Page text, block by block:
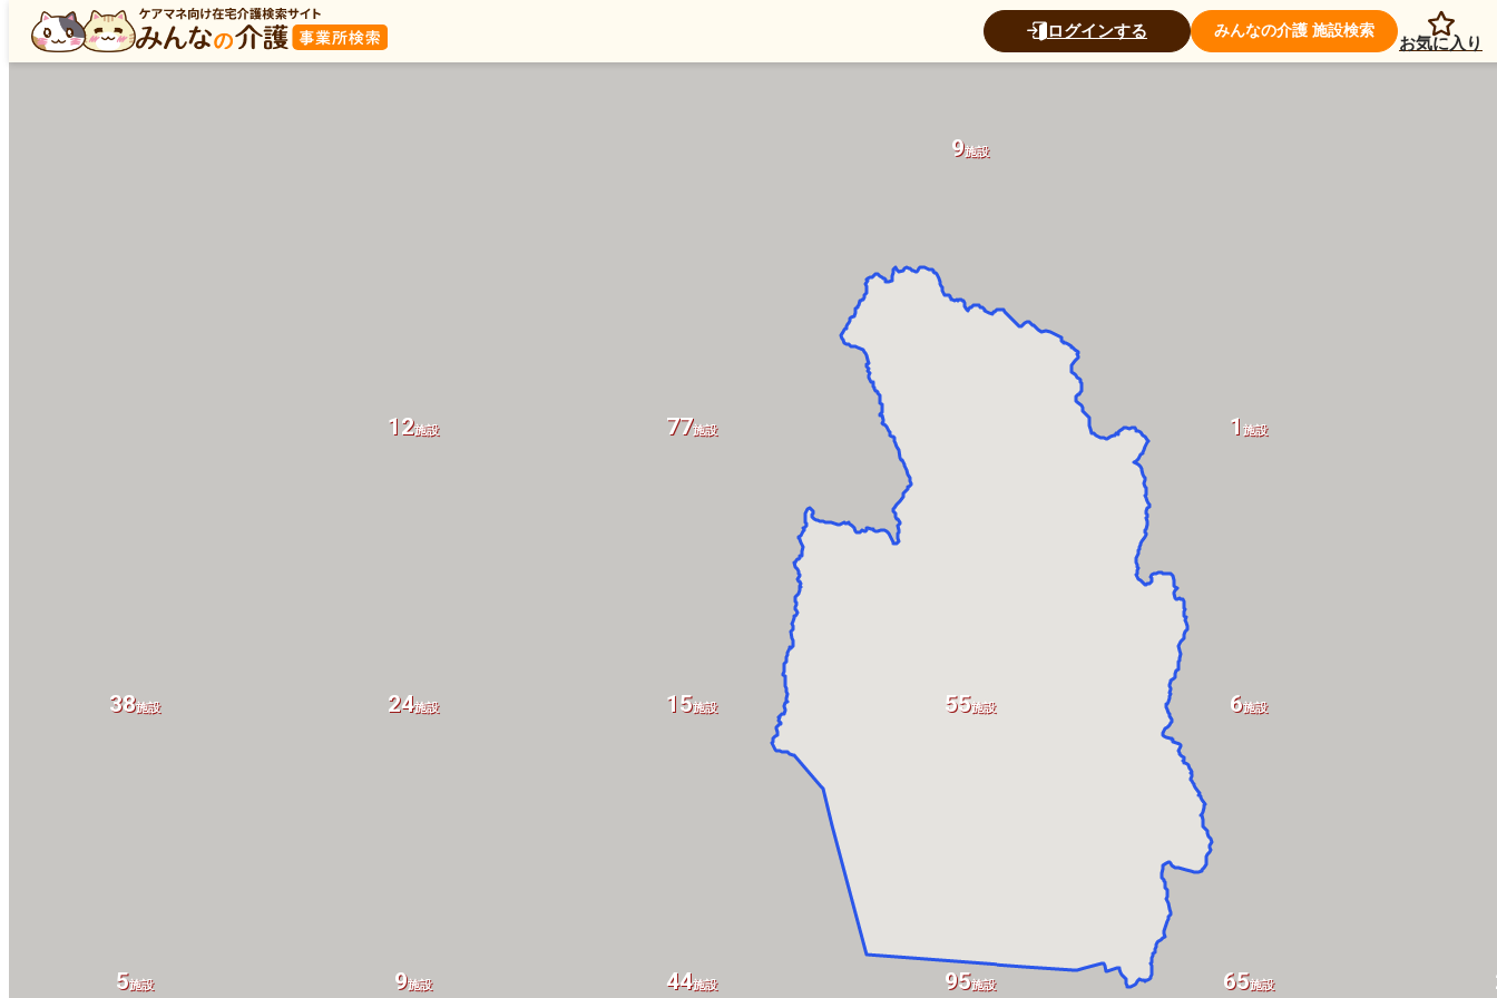
ログインする みんなの介護 施設検索
お気に入り
5施設 9施設 44施設 95施設 65施設
38施設 24施設 15施設 55施設 6施設
12施設 77施設 1 施設
9施設